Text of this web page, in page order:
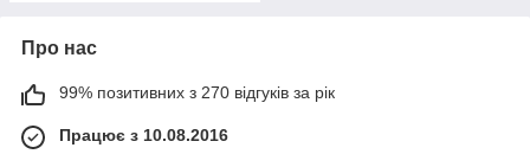
Про нас
99% позитивних з 270 відгуків за рік
Працює з 10.08.2016